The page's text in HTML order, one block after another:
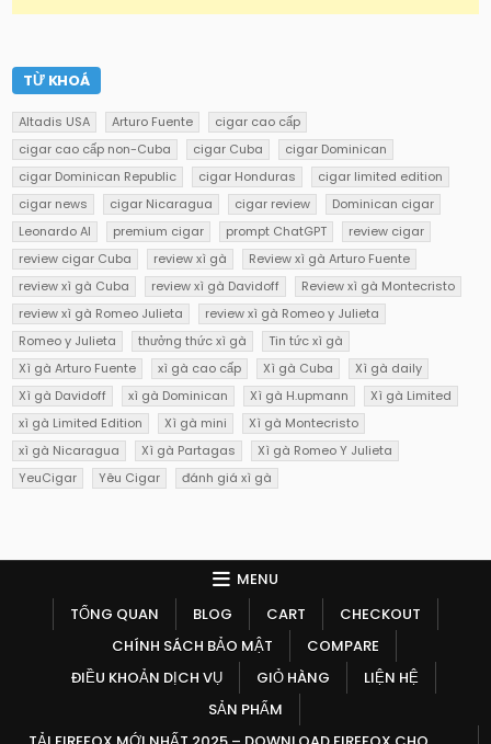
TỪ KHOÁ
Altadis USA Arturo Fuente
cigar cao cấp
cigar cao cấp non-Cuba
cigar Cuba
cigar Dominican
cigar Dominican Republic
cigar Honduras
cigar limited edition
cigar news
cigar Nicaragua cigar review
Dominican cigar
Leonardo AI
premium cigar prompt ChatGPT
review cigar
review cigar Cuba
review xì gà
Review xì gà Arturo Fuente
review xì gà Cuba
review xì gà Davidoff
Review xì gà Montecristo
review xì gà Romeo Julieta
review xì gà Romeo y Julieta
Romeo y Julieta
thưởng thức xì gà
Tin tức xì gà
Xì gà Arturo Fuente
xì gà cao cấp Xì gà Cuba
Xì gà daily
Xì gà Davidoff
xì gà Dominican Xì gà H.upmann
Xì gà Limited
xì gà Limited Edition
Xì gà mini
Xì gà Montecristo
xì gà Nicaragua
Xì gà Partagas
Xì gà Romeo Y Julieta
YeuCigar
Yêu Cigar đánh giá xì gà
MENU
TỔNG QUAN
BLOG CART
CHECKOUT
CHÍNH SÁCH BẢO MẬT
COMPARE
ĐIỀU KHOẢN DỊCH VỤ
GIỎ HÀNG
LIỆN HỆ
SẢN PHẨM